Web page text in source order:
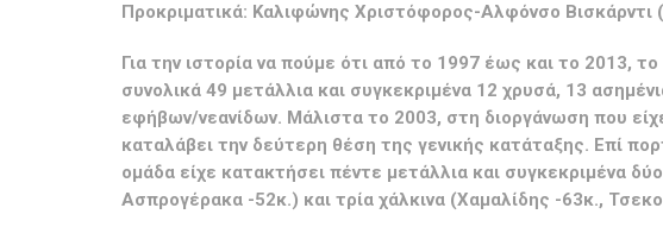
Προκριματικά: Καλιφώνης Χριστόφορος-Αλφόνσο Βισκάρντι
Για την ιστορία να πούμε ότι από το 1997 έως και το 2013,
συνολικά 49 μετάλλια και συγκεκριμένα 12 χρυσά, 13
εφήβων/νεανίδων. Μάλιστα το 2003, στη διοργάνωση που
καταλάβει την δεύτερη θέση της γενικής κατάταξης. Επί
ομάδα είχε κατακτήσει πέντε μετάλλια και συγκεκριμένα
Ασπρογέρακα -52κ.) και τρία χάλκινα (Χαμαλίδης -63κ.,